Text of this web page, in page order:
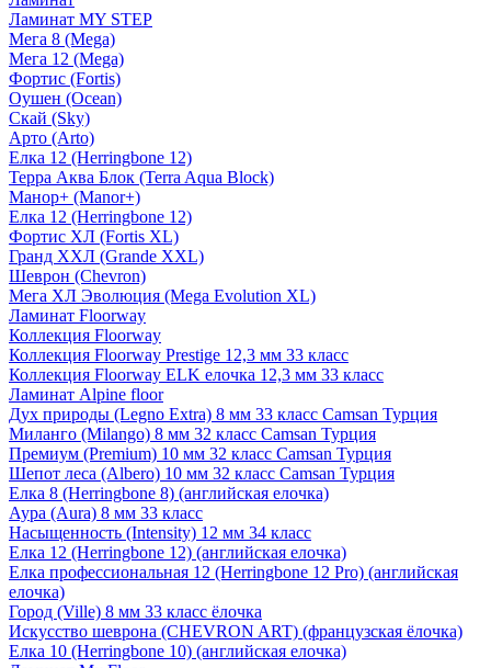
Ламинат MY STEP
Мега 8 (Mega)
Мега 12 (Mega)
Фортис (Fortis)
Оушен (Ocean)
Скай (Sky)
Арто (Arto)
Елка 12 (Herringbone 12)
Терра Аква Блок (Terra Aqua Block)
Манор+ (Manor+)
Елка 12 (Herringbone 12)
Фортис ХЛ (Fortis XL)
Гранд ХХЛ (Grande XXL)
Шеврон (Chevron)
Мега ХЛ Эволюция (Mega Evolution XL)
Ламинат Floorway
Коллекция Floorway
Коллекция Floorway Prestige 12,3 мм 33 класс
Коллекция Floorway ELK елочка 12,3 мм 33 класс
Ламинат Alpine floor
Дух природы (Legno Extra) 8 мм 33 класс Camsan Турция
Миланго (Milango) 8 мм 32 класс Camsan Турция
Премиум (Premium) 10 мм 32 класс Camsan Турция
Шепот леса (Albero) 10 мм 32 класс Camsan Турция
Елка 8 (Herringbone 8) (английская елочка)
Аура (Aura) 8 мм 33 класс
Насыщенность (Intensity) 12 мм 34 класс
Елка 12 (Herringbone 12) (английская елочка)
Елка профессиональная 12 (Herringbone 12 Pro) (английская
елочка)
Город (Ville) 8 мм 33 класс ёлочка
Искусство шеврона (CHEVRON ART) (французская ёлочка)
Елка 10 (Herringbone 10) (английская елочка)